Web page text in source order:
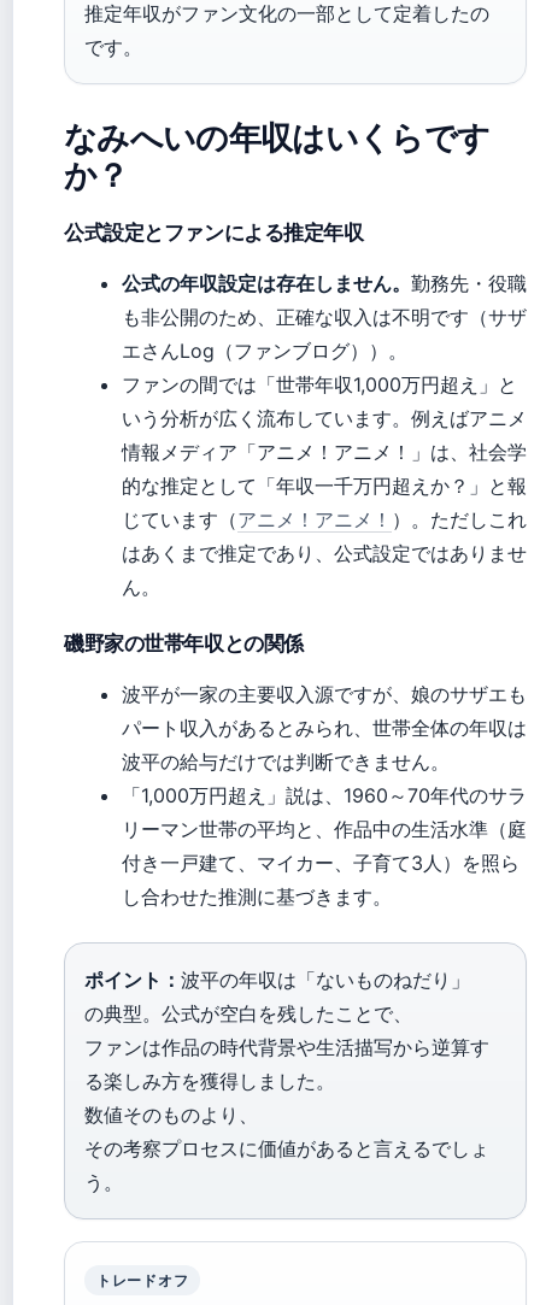
推定年収がファン文化の一部として定着したの
です。
なみへいの年収はいくらです
か？
公式設定とファンによる推定年収
公式の年収設定は存在しません。 勤務先・役職
も非公開のため、正確な収入は不明です（サザ
エさんLog（ファンブログ））。
ファンの間では「世帯年収1,000万円超え」と
いう分析が広く流布しています。例えばアニメ
情報メディア「アニメ！アニメ！」は、社会学
的な推定として「年収一千万円超えか？」と報
じています（アニメ！アニメ！ ）。ただしこれ
はあくまで推定であり、公式設定ではありませ
ん。
磯野家の世帯年収との関係
波平が一家の主要収入源ですが、娘のサザエも
パート収入があるとみられ、世帯全体の年収は
波平の給与だけでは判断できません。
「1,000万円超え」説は、1960～70年代のサラ
リーマン世帯の平均と、作品中の生活水準（庭
付き一戸建て、マイカー、子育て3人）を照ら
し合わせた推測に基づきます。
ポイント： 波平の年収は「ないものねだり」
の典型。公式が空白を残したことで、
ファンは作品の時代背景や生活描写から逆算す
る楽しみ方を獲得しました。
数値そのものより、
その考察プロセスに価値があると言えるでしょ
う。
トレードオフ